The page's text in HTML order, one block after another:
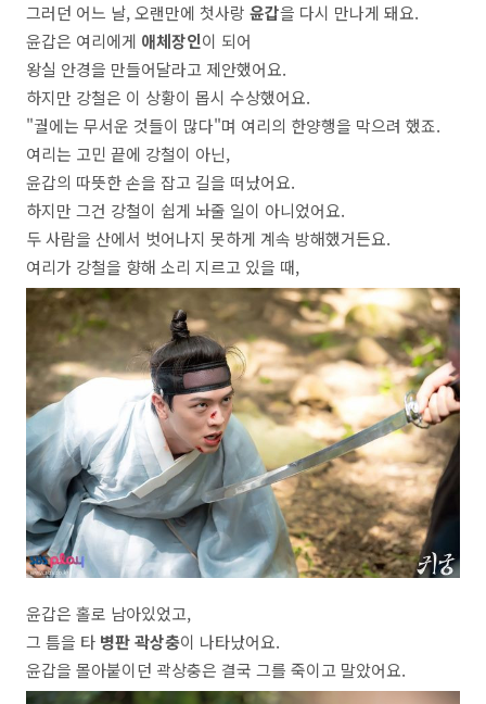
그러던 어느 날, 오랜만에 첫사랑 윤갑을 다시 만나게 돼요.
윤갑은 여리에게 애체장인이 되어
왕실 안경을 만들어달라고 제안했어요.
하지만 강철은 이 상황이 몹시 수상했어요.
"궐에는 무서운 것들이 많다"며 여리의 한양행을 막으려 했죠.
여리는 고민 끝에 강철이 아닌,
윤갑의 따뜻한 손을 잡고 길을 떠났어요.
하지만 그건 강철이 쉽게 놔줄 일이 아니었어요.
두 사람을 산에서 벗어나지 못하게 계속 방해했거든요.
여리가 강철을 향해 소리 지르고 있을 때,
윤갑은 홀로 남아있었고,
그 틈을 타 병판 곽상충이 나타났어요.
윤갑을 몰아붙이던 곽상충은 결국 그를 죽이고 말았어요.